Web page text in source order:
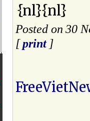
{nl}{nl}
Posted on 30
[print]